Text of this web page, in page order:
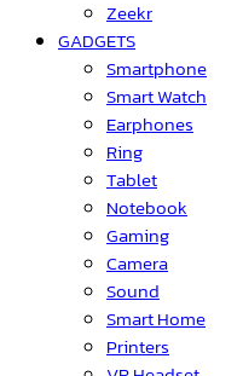
Zeekr
GADGETS
Smartphone
Smart Watch
Earphones
Ring
Tablet
Notebook
Gaming
Camera
Sound
Smart Home
Printers